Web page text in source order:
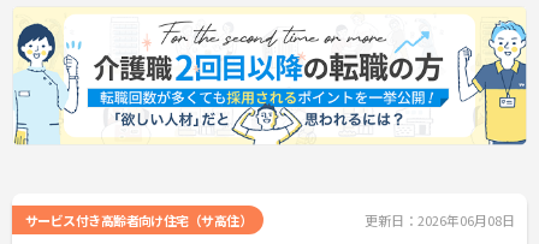
サービス付き高齢者向け住宅（サ高住） 更新日：2026年06月08日